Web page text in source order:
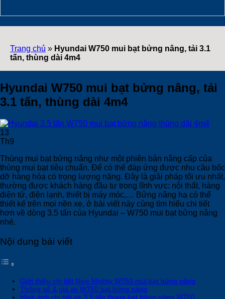
Trang chủ » Hyundai W750 mui bạt bửng nâng, tải 3.1
tấn, thùng dài 4m4
Hyundai W750 mui bạt bửng nâng, tải
3.1 tấn, thùng dài 4m4
13
Th9
Thùng mui bạt bửng nâng như một phiên bản nâng cấp của
thùng mui bạt tiêu chuẩn. Để có thể đáp ứng được nhu cầu bốc
dỡ hàng hóa có trọng lượng nặng. Đây là giải pháp tối ưu nhất,
thường được khách hàng đầu tư trong lĩnh vực: nội thất, hàng
điện tử, điện lạnh, thiết bị máy móc,… Bửng nâng hạ có thể
thiết kế trên mọi nền xe, ở bài viết này cùng tìm hiểu chi tiết
hơn về dòng 3.5 tấn của Hyundai – W750 mui bạt bửng nâng
nhé.
Nội dung bài viết
Giới thiệu chi tiết New Mighty W750 mui bạt bửng nâng
Thông số & giá xe W750 bạt bửng nâng
Hình ảnh chi tiết xe 3.5 tấn thùng bạt bửng nâng W750